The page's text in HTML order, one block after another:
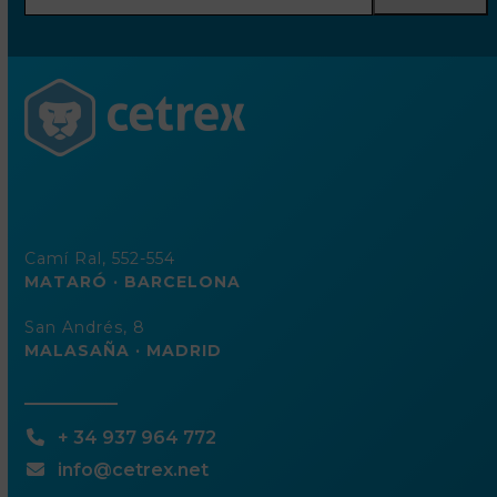
dirección
electrónico
Camí Ral, 552-554
MATARÓ · BARCELONA
San Andrés, 8
MALASAÑA · MADRID
+ 34 937 964 772
info@cetrex.net